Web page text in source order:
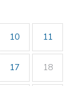
10 11
17 18